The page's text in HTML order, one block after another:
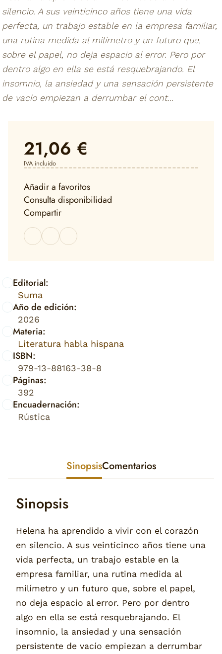
silencio. A sus veinticinco años tiene una vida
perfecta, un trabajo estable en la empresa familiar,
una rutina medida al milímetro y un futuro que,
sobre el papel, no deja espacio al error. Pero por
dentro algo en ella se está resquebrajando. El
insomnio, la ansiedad y una sensación persistente
de vacío empiezan a derrumbar el cont...
Editorial:
Suma
Año de edición:
2026
Materia:
Literatura habla hispana
ISBN:
979-13-88163-38-8
Páginas:
392
Encuadernación:
Rústica
21,06 €
IVA incluido
Añadir a favoritos
Consulta disponibilidad
Compartir
SinopsisComentarios
Sinopsis
Helena ha aprendido a vivir con el corazón
en silencio. A sus veinticinco años tiene una
vida perfecta, un trabajo estable en la
empresa familiar, una rutina medida al
milímetro y un futuro que, sobre el papel,
no deja espacio al error. Pero por dentro
algo en ella se está resquebrajando. El
insomnio, la ansiedad y una sensación
persistente de vacío empiezan a derrumbar